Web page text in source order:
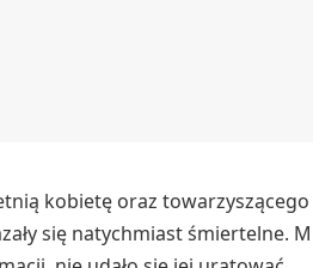
kobietę oraz towarzyszącego
się natychmiast śmiertelne.